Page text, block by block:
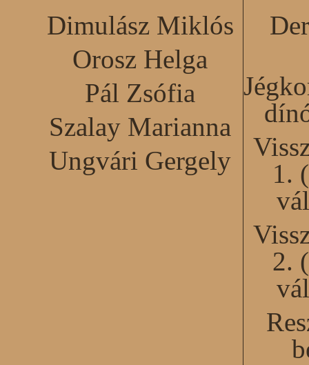
Dimulász Miklós
Orosz Helga
Pál Zsófia
Szalay Marianna
Ungvári Gergely
1.
2.